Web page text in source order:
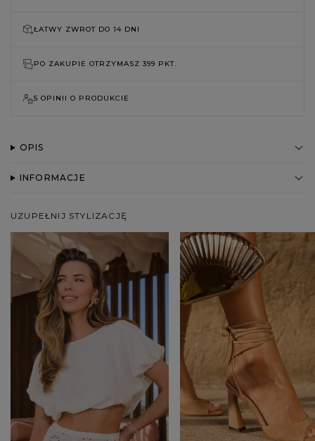
ŁATWY ZWROT DO 14 DNI
PO ZAKUPIE OTRZYMASZ 399 PKT.
5 OPINII O PRODUKCIE
OPIS
INFORMACJE
UZUPEŁNIJ STYLIZACJĘ